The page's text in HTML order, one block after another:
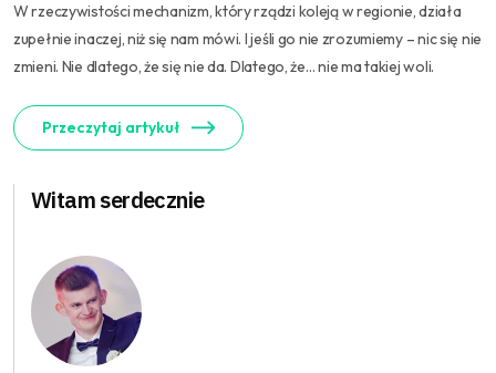
W rzeczywistości mechanizm, który rządzi koleją w regionie, działa
zupełnie inaczej, niż się nam mówi. I jeśli go nie zrozumiemy – nic się nie
zmieni. Nie dlatego, że się nie da. Dlatego, że… nie ma takiej woli.
Przeczytaj artykuł
Witam serdecznie